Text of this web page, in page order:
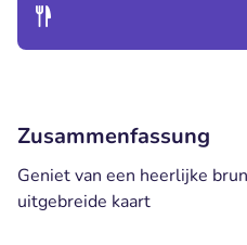
Zusammenfassung
Geniet van een heerlijke
uitgebreide kaart